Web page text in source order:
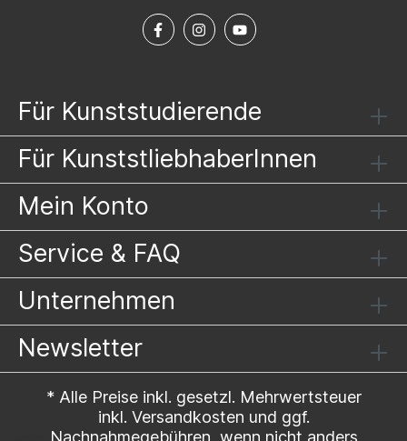
Für Kunststudierende
Für KunststliebhaberInnen
Mein Konto
Service & FAQ
Unternehmen
Newsletter
* Alle Preise inkl. gesetzl. Mehrwertsteuer
inkl. Versandkosten und ggf.
Nachnahmegebühren, wenn nicht anders